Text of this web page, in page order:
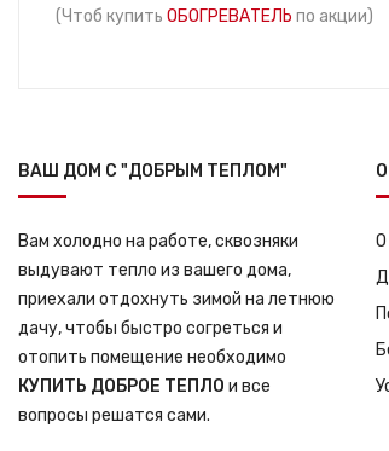
(Чтоб купить ОБОГРЕВАТЕЛЬ по акции)
ВАШ ДОМ С "ДОБРЫМ ТЕПЛОМ"
Вам холодно на работе, сквозняки
выдувают тепло из вашего дома,
приехали отдохнуть зимой на летнюю
дачу, чтобы быстро согреться и
отопить помещение необходимо
КУПИТЬ ДОБРОЕ ТЕПЛО и все
вопросы решатся сами.
О